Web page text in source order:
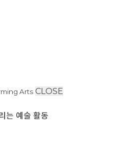
Arts CLOSE
는 예술 활동